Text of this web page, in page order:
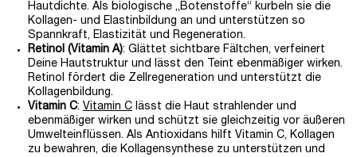
Hautdichte. Als biologische „Botenstoffe“ kurbeln sie die
Kollagen- und Elastinbildung an und unterstützen so
Spannkraft, Elastizität und Regeneration.
Retinol (Vitamin A): Glättet sichtbare Fältchen, verfeinert
Deine Hautstruktur und lässt den Teint ebenmäßiger wirken.
Retinol fördert die Zellregeneration und unterstützt die
Kollagenbildung.
Vitamin C: Vitamin C lässt die Haut strahlender und
ebenmäßiger wirken und schützt sie gleichzeitig vor äußeren
Umwelteinflüssen. Als Antioxidans hilft Vitamin C, Kollagen
zu bewahren, die Kollagensynthese zu unterstützen und